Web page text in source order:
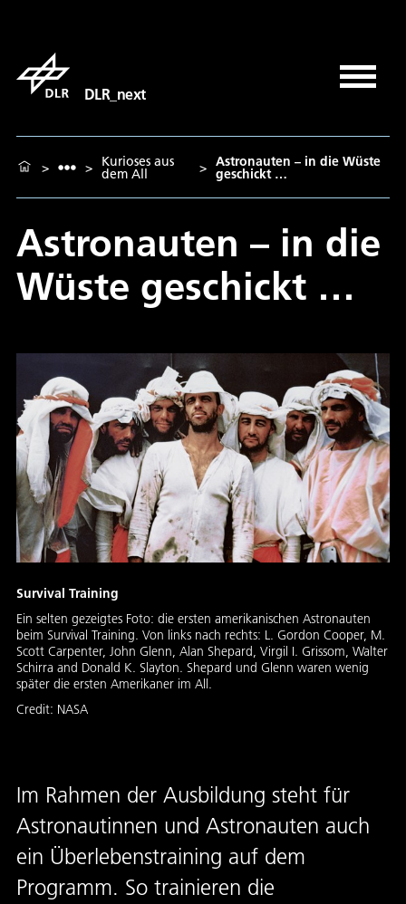
DLR_next
> > Kurioses aus
dem All > Astronauten – in die Wüste
geschickt …
Astronauten – in die
Wüste geschickt …
Survival Training
Ein selten gezeigtes Foto: die ersten amerikanischen Astronauten
beim Survival Training. Von links nach rechts: L. Gordon Cooper, M.
Scott Carpenter, John Glenn, Alan Shepard, Virgil I. Grissom, Walter
Schirra and Donald K. Slayton. Shepard und Glenn waren wenig
später die ersten Amerikaner im All.
Credit: NASA
Im Rahmen der Ausbildung steht für
Astronautinnen und Astronauten auch
ein Überlebenstraining auf dem
Programm. So trainieren die